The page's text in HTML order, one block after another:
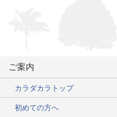
ご案内
カラダカラトップ
初めての方へ